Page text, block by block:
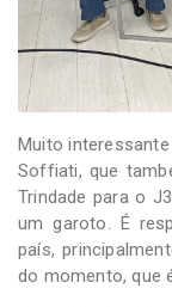
Muito
Soffiati, que
Trindade para o
um garoto. É
país,
do momento, que